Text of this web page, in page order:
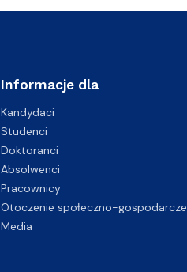
Informacje dla
Kandydaci
Studenci
Doktoranci
Absolwenci
Pracownicy
Otoczenie społeczno-gospodarcze
Media